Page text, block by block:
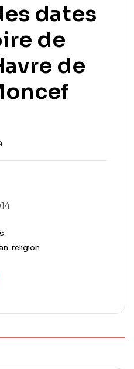
dates
de
de
,religion